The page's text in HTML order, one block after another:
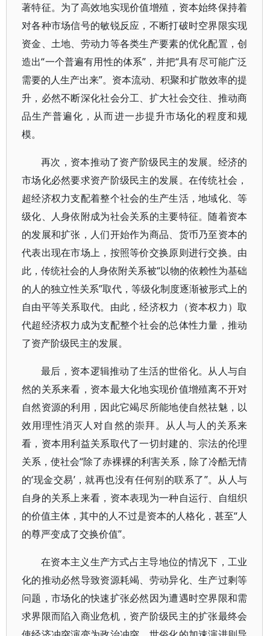
著特征。为了高效地实现价值增殖，资本始终保持着
对各种市场信号的敏锐反应，不断打破时空界限实现
资金、土地、劳动力等各类生产要素的优化配置，创
造出“一个普遍有用性的体系”，并把“具有尽可能广泛
需要的人生产出来”。资本流动、积聚和扩散效率的提
升，必然不断深化社会分工、扩大社会交往、推动商
品生产普遍化，从而进一步提升市场化的程度和规
模。
再次，资本推动了资产阶级民主的发展。经济的
市场化必然要求资产阶级民主的发展。在传统社会，
超经济权力支配着整个社会的生产生活，地域化、等
级化、人身依附成为社会关系的主要特征。随着资本
的发展和扩张，人们开始作为商品、货币乃至资本的
代表出现在市场上，按照等价交换原则进行交换。由
此，传统社会的人身依附关系被“以物的依赖性为基础
的人的独立性关系”取代，等级化制度逐渐被形式上的
自由平等关系取代。由此，经济权力（资本权力）取
代超经济权力成为支配整个社会的总体性力量，推动
了资产阶级民主的发展。
最后，资本逻辑推动了生活的世俗化。从人与自
然的关系来看，资本最大化地实现价值增殖离不开对
自然资源的利用，因此它竭尽所能地使自然祛魅，以
效用理性消灭人对自然的崇拜。从人与人的关系来
看，资本用利益关系取代了一切封建的、宗法的伦理
关系，使社会“除了赤裸裸的利害关系，除了冷酷无情
的‘现金交易’，就再也没有任何别的联系了”。从人与
自身的关系上来看，资本表现为一种自运行、自组织
的价值主体，其中的人不过是资本的人格化，甚至“人
的尊严变成了交换价值”。
在资本主义生产方式占主导地位的情况下，工业
化的推动必然导致资源耗竭、劳动异化、生产过剩等
问题，市场化的快速扩张必然因为遭遇时空界限和需
求界限而陷入商业危机，资产阶级民主的扩张最终会